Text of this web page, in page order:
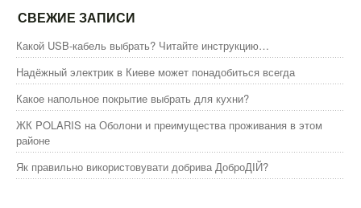
СВЕЖИЕ ЗАПИСИ
Какой USB-кабель выбрать? Читайте инструкцию…
Надёжный электрик в Киеве может понадобиться всегда
Какое напольное покрытие выбрать для кухни?
ЖК POLARIS на Оболони и преимущества проживания в этом
районе
Як правильно використовувати добрива ДоброДІЙ?